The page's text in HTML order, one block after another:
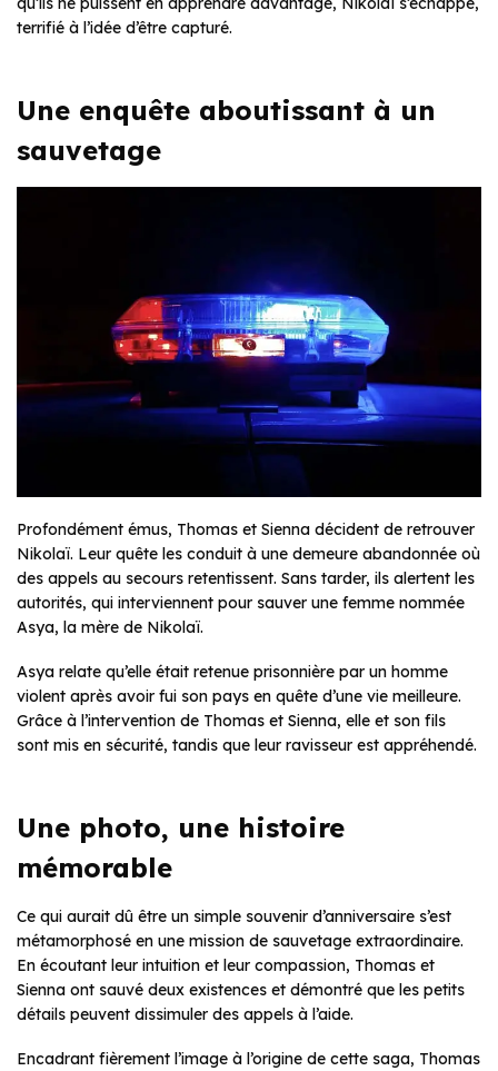
terrifié à l’idée d’être capturé.
Une enquête aboutissant à un
sauvetage
Profondément émus, Thomas et Sienna décident de retrouver
Nikolaï. Leur quête les conduit à une demeure abandonnée où
des appels au secours retentissent. Sans tarder, ils alertent les
autorités, qui interviennent pour sauver une femme nommée
Asya, la mère de Nikolaï.
Asya relate qu’elle était retenue prisonnière par un homme
violent après avoir fui son pays en quête d’une vie meilleure.
Grâce à l’intervention de Thomas et Sienna, elle et son fils
sont mis en sécurité, tandis que leur ravisseur est appréhendé.
Une photo, une histoire
mémorable
Ce qui aurait dû être un simple souvenir d’anniversaire s’est
métamorphosé en une mission de sauvetage extraordinaire.
En écoutant leur intuition et leur compassion, Thomas et
Sienna ont sauvé deux existences et démontré que les petits
détails peuvent dissimuler des appels à l’aide.
Encadrant fièrement l’image à l’origine de cette saga, Thomas